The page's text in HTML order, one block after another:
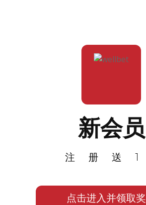
新会员
注册送
点击进入并领取